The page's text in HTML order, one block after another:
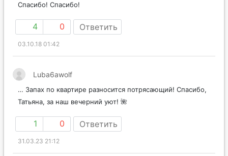
Спасибо! Спасибо!
4 0 Ответить
03.10.18 01:42
Luba6awolf
… Запах по квартире разносится потрясающий! Спасибо,
Татьяна, за наш вечерний уют! 🌺
1 0 Ответить
31.03.23 21:12